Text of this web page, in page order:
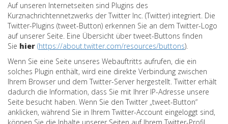
Auf unseren Internetseiten sind Plugins des
Kurznachrichtennetzwerks der Twitter Inc. (Twitter) integriert. Die
Twitter-Plugins (tweet-Button) erkennen Sie an dem Twitter-Logo
auf unserer Seite. Eine Übersicht über tweet-Buttons finden
Sie hier (https://about.twitter.com/resources/buttons).
Wenn Sie eine Seite unseres Webauftritts aufrufen, die ein
solches Plugin enthält, wird eine direkte Verbindung zwischen
Ihrem Browser und dem Twitter-Server hergestellt. Twitter erhält
dadurch die Information, dass Sie mit Ihrer IP-Adresse unsere
Seite besucht haben. Wenn Sie den Twitter „tweet-Button“
anklicken, während Sie in Ihrem Twitter-Account eingeloggt sind,